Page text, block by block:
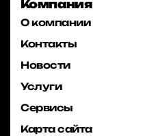
Компания
О компании
Контакты
Новости
Услуги
Сервисы
Карта сайта